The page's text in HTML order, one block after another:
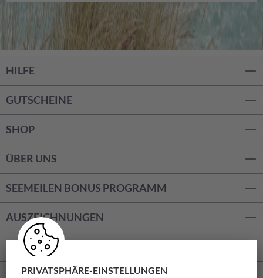
HILFE
GUTSCHEINE
SHOP
ÜBER UNS
SEEMEILEN BONUS PROGRAMM
AUSZEICHNUNGEN
ZAHLUNGSARTEN